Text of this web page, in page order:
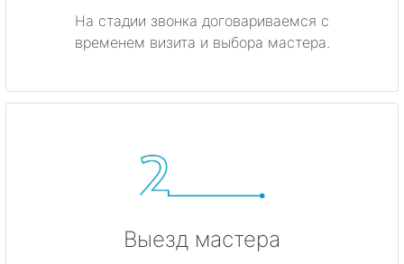
На стадии звонка договариваемся с
временем визита и выбора мастера.
Выезд мастера